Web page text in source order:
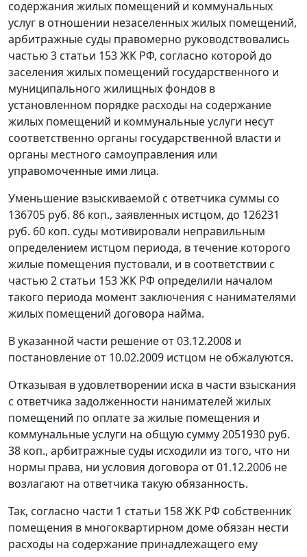
содержания жилых помещений и коммунальных
услуг в отношении незаселенных жилых помещений,
арбитражные суды правомерно руководствовались
частью 3 статьи 153ЖК РФ, согласно которой до
заселения жилых помещений государственного и
муниципального жилищных фондов в
установленном порядке расходы на содержание
жилых помещений и коммунальные услуги несут
соответственно органы государственной власти и
органы местного самоуправления или
управомоченные ими лица.
Уменьшение взыскиваемой с ответчика суммы со
136705 руб. 86 коп., заявленных истцом, до 126231
руб. 60 коп. суды мотивировали неправильным
определением истцом периода, в течение которого
жилые помещения пустовали, и в соответствии с
частью 2 статьи 153ЖК РФ определили началом
такого периода момент заключения с нанимателями
жилых помещений договора найма.
В указанной части решение от 03.12.2008 и
постановление от 10.02.2009 истцом не обжалуются.
Отказывая в удовлетворении иска в части взыскания
с ответчика задолженности нанимателей жилых
помещений по оплате за жилые помещения и
коммунальные услуги на общую сумму 2051930 руб.
38 коп., арбитражные суды исходили из того, что ни
нормы права, ни условия договора от 01.12.2006 не
возлагают на ответчика такую обязанность.
Так, согласно части 1 статьи 158ЖК РФ собственник
помещения в многоквартирном доме обязан нести
расходы на содержание принадлежащего ему